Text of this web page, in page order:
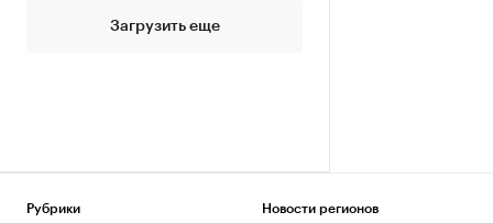
Загрузить еще
Рубрики Новости регионов